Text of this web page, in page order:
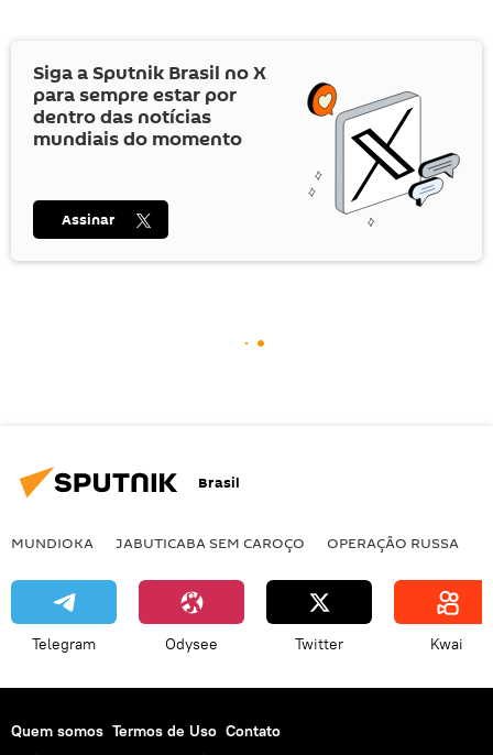
Siga a Sputnik Brasil noX
para sempre estar por
dentro das notícias
mundiais do momento
Assinar
Brasil
MUNDIOKA JABUTICABA SEM CAROÇO OPERAÇÃO RUSSA
Telegram Odysee Twitter Kwai
Quem somos Termos de Uso Contato